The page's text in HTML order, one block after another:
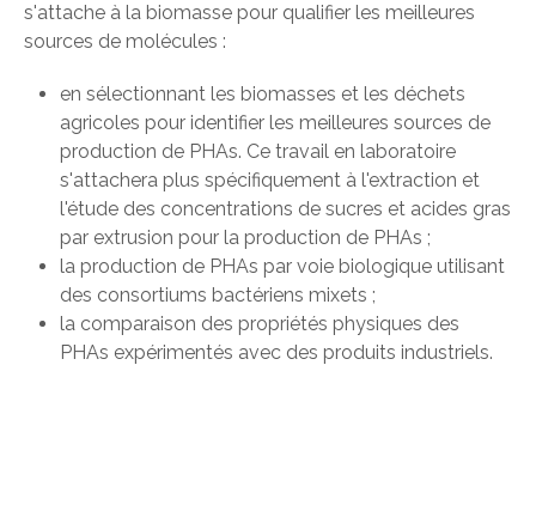
s'attache à la biomasse pour qualifier les meilleures
sources de molécules :
en sélectionnant les biomasses et les déchets
agricoles pour identifier les meilleures sources de
production de PHAs. Ce travail en laboratoire
s'attachera plus spécifiquement à l'extraction et
l'étude des concentrations de sucres et acides gras
par extrusion pour la production de PHAs ;
la production de PHAs par voie biologique utilisant
des consortiums bactériens mixets ;
la comparaison des propriétés physiques des
PHAs expérimentés avec des produits industriels.